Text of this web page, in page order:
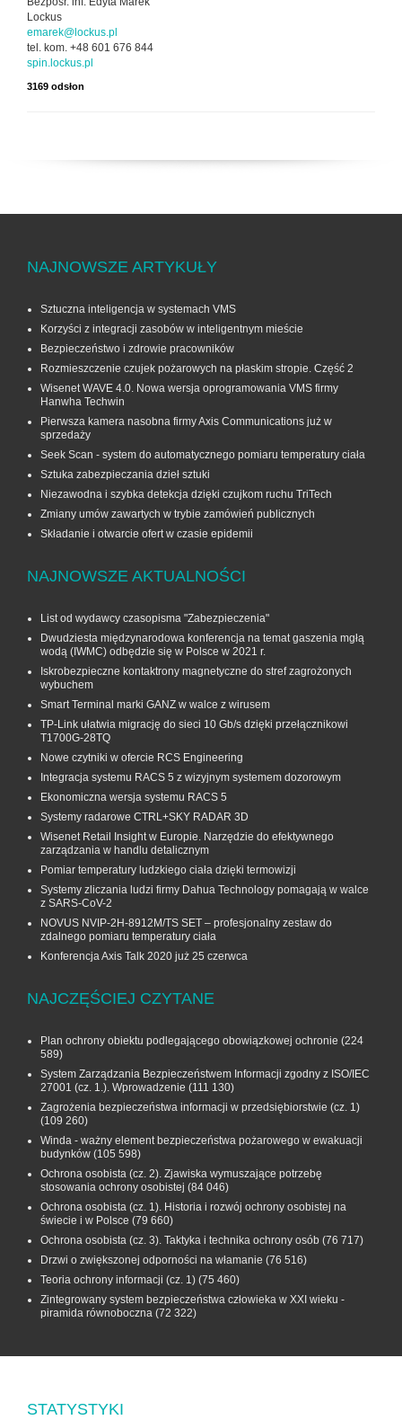
Lockus
emarek@lockus.pl
tel. kom. +48 601 676 844
spin.lockus.pl
3169 odsłon
NAJNOWSZE ARTYKUŁY
Sztuczna inteligencja w systemach VMS
Korzyści z integracji zasobów w inteligentnym mieście
Bezpieczeństwo i zdrowie pracowników
Rozmieszczenie czujek pożarowych na płaskim stropie. Część 2
Wisenet WAVE 4.0. Nowa wersja oprogramowania VMS firmy
Hanwha Techwin
Pierwsza kamera nasobna firmy Axis Communications już w
sprzedaży
Seek Scan - system do automatycznego pomiaru temperatury ciała
Sztuka zabezpieczania dzieł sztuki
Niezawodna i szybka detekcja dzięki czujkom ruchu TriTech
Zmiany umów zawartych w trybie zamówień publicznych
Składanie i otwarcie ofert w czasie epidemii
NAJNOWSZE AKTUALNOŚCI
List od wydawcy czasopisma "Zabezpieczenia"
Dwudziesta międzynarodowa konferencja na temat gaszenia mgłą
wodą (IWMC) odbędzie się w Polsce w 2021 r.
Iskrobezpieczne kontaktrony magnetyczne do stref zagrożonych
wybuchem
Smart Terminal marki GANZ w walce z wirusem
TP-Link ułatwia migrację do sieci 10 Gb/s dzięki przełącznikowi
T1700G‑28TQ
Nowe czytniki w ofercie RCS Engineering
Integracja systemu RACS 5 z wizyjnym systemem dozorowym
Ekonomiczna wersja systemu RACS 5
Systemy radarowe CTRL+SKY RADAR 3D
Wisenet Retail Insight w Europie. Narzędzie do efektywnego
zarządzania w handlu detalicznym
Pomiar temperatury ludzkiego ciała dzięki termowizji
Systemy zliczania ludzi firmy Dahua Technology pomagają w walce
z SARS-CoV-2
NOVUS NVIP-2H-8912M/TS SET – profesjonalny zestaw do
zdalnego pomiaru temperatury ciała
Konferencja Axis Talk 2020 już 25 czerwca
NAJCZĘŚCIEJ CZYTANE
Plan ochrony obiektu podlegającego obowiązkowej ochronie (224
589)
System Zarządzania Bezpieczeństwem Informacji zgodny z ISO/IEC
27001 (cz. 1.). Wprowadzenie (111 130)
Zagrożenia bezpieczeństwa informacji w przedsiębiorstwie (cz. 1)
(109 260)
Winda - ważny element bezpieczeństwa pożarowego w ewakuacji
budynków (105 598)
Ochrona osobista (cz. 2). Zjawiska wymuszające potrzebę
stosowania ochrony osobistej (84 046)
Ochrona osobista (cz. 1). Historia i rozwój ochrony osobistej na
świecie i w Polsce (79 660)
Ochrona osobista (cz. 3). Taktyka i technika ochrony osób (76 717)
Drzwi o zwiększonej odporności na włamanie (76 516)
Teoria ochrony informacji (cz. 1) (75 460)
Zintegrowany system bezpieczeństwa człowieka w XXI wieku -
piramida równoboczna (72 322)
STATYSTYKI